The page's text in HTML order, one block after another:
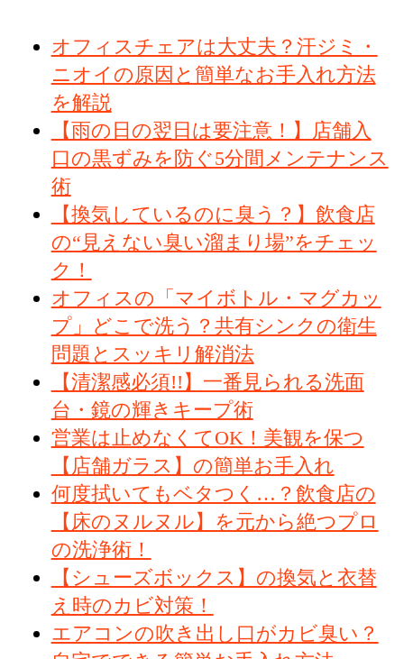
オフィスチェアは大丈夫？汗ジミ・
ニオイの原因と簡単なお手入れ方法
を解説
【雨の日の翌日は要注意！】店舗入
口の黒ずみを防ぐ5分間メンテナンス
術
【換気しているのに臭う？】飲食店
の“見えない臭い溜まり場”をチェッ
ク！
オフィスの「マイボトル・マグカッ
プ」どこで洗う？共有シンクの衛生
問題とスッキリ解消法
【清潔感必須!!】一番見られる洗面
台・鏡の輝きキープ術
営業は止めなくてOK！美観を保つ
【店舗ガラス】の簡単お手入れ
何度拭いてもベタつく…？飲食店の
【床のヌルヌル】を元から絶つプロ
の洗浄術！
【シューズボックス】の換気と衣替
え時のカビ対策！
エアコンの吹き出し口がカビ臭い？